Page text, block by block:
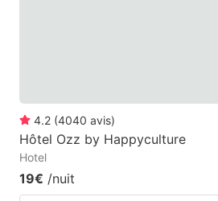
4.2 (4040 avis)
Hôtel Ozz by Happyculture
Hotel
19€ /nuit